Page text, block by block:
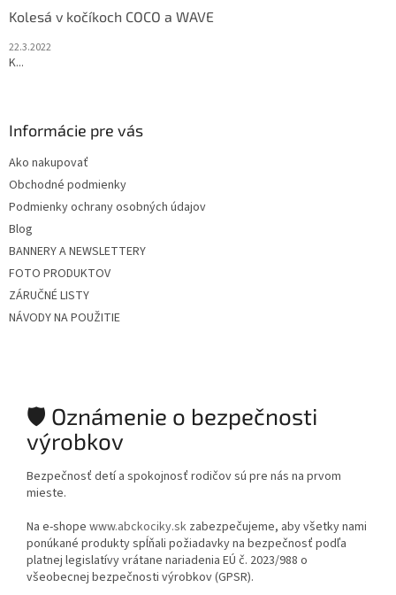
Kolesá v kočíkoch COCO a WAVE
22.3.2022
K...
Informácie pre vás
Ako nakupovať
Obchodné podmienky
Podmienky ochrany osobných údajov
Blog
BANNERY A NEWSLETTERY
FOTO PRODUKTOV
ZÁRUČNÉ LISTY
NÁVODY NA POUŽITIE
🛡️ Oznámenie o bezpečnosti
výrobkov
Bezpečnosť detí a spokojnosť rodičov sú pre nás na prvom
mieste.
Na e-shope www.abckociky.sk zabezpečujeme, aby všetky nami
ponúkané produkty spĺňali požiadavky na bezpečnosť podľa
platnej legislatívy vrátane nariadenia EÚ č. 2023/988 o
všeobecnej bezpečnosti výrobkov (GPSR).